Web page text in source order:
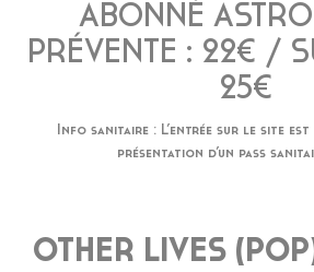
ABONNÉ
PRÉVENTE : 22€ /
25€
Info sanitaire : L’entrée sur le site
présentation d’un pass
OTHER LIVES